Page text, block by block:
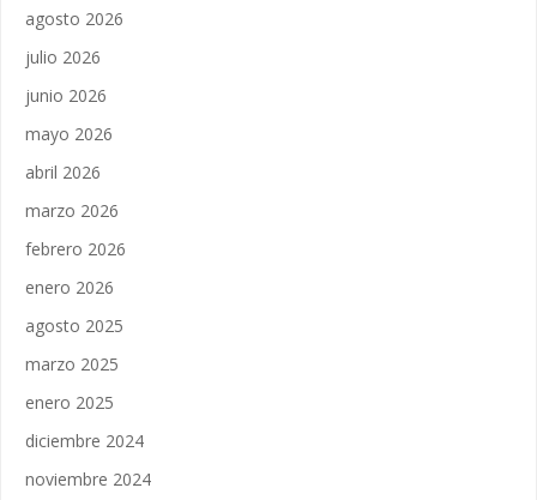
agosto 2026
julio 2026
junio 2026
mayo 2026
abril 2026
marzo 2026
febrero 2026
enero 2026
agosto 2025
marzo 2025
enero 2025
diciembre 2024
noviembre 2024